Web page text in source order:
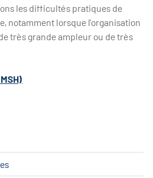
les difficultés pratiques de
notamment lorsque l’organisation
très grande ampleur ou de très